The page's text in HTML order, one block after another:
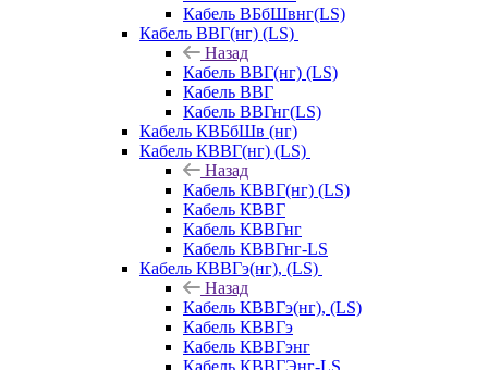
Кабель ВБбШвнг(LS)
Кабель ВВГ(нг) (LS)
Назад
Кабель ВВГ(нг) (LS)
Кабель ВВГ
Кабель ВВГнг(LS)
Кабель КВБбШв (нг)
Кабель КВВГ(нг) (LS)
Назад
Кабель КВВГ(нг) (LS)
Кабель КВВГ
Кабель КВВГнг
Кабель КВВГнг-LS
Кабель КВВГэ(нг), (LS)
Назад
Кабель КВВГэ(нг), (LS)
Кабель КВВГэ
Кабель КВВГэнг
Кабель КВВГЭнг-LS